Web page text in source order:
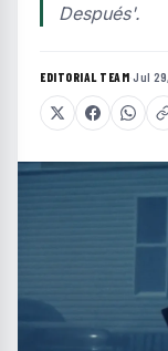
Después'.
EDITORIAL TEAM·Jul